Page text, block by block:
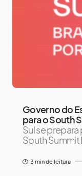
Governo do
para o South
Sul se prepara
South Summit
3 min de leitura